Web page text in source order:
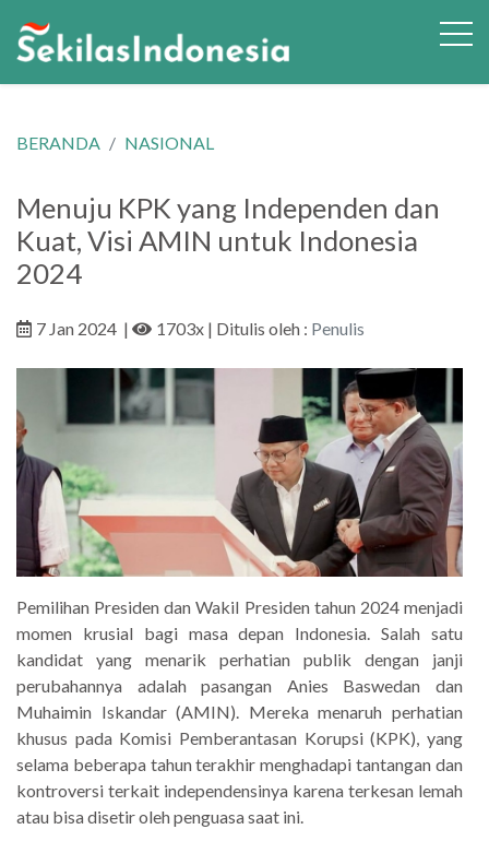
BERANDA NASIONAL
Menuju KPK yang Independen dan
Kuat, Visi AMIN untuk Indonesia
2024
7 Jan 2024 | 1703x | Ditulis oleh : Penulis
Pemilihan Presiden dan Wakil Presiden tahun 2024 menjadi
momen krusial bagi masa depan Indonesia. Salah satu
kandidat yang menarik perhatian publik dengan janji
perubahannya adalah pasangan Anies Baswedan dan
Muhaimin Iskandar (AMIN). Mereka menaruh perhatian
khusus pada Komisi Pemberantasan Korupsi (KPK), yang
selama beberapa tahun terakhir menghadapi tantangan dan
kontroversi terkait independensinya karena terkesan lemah
atau bisa disetir oleh penguasa saat ini.